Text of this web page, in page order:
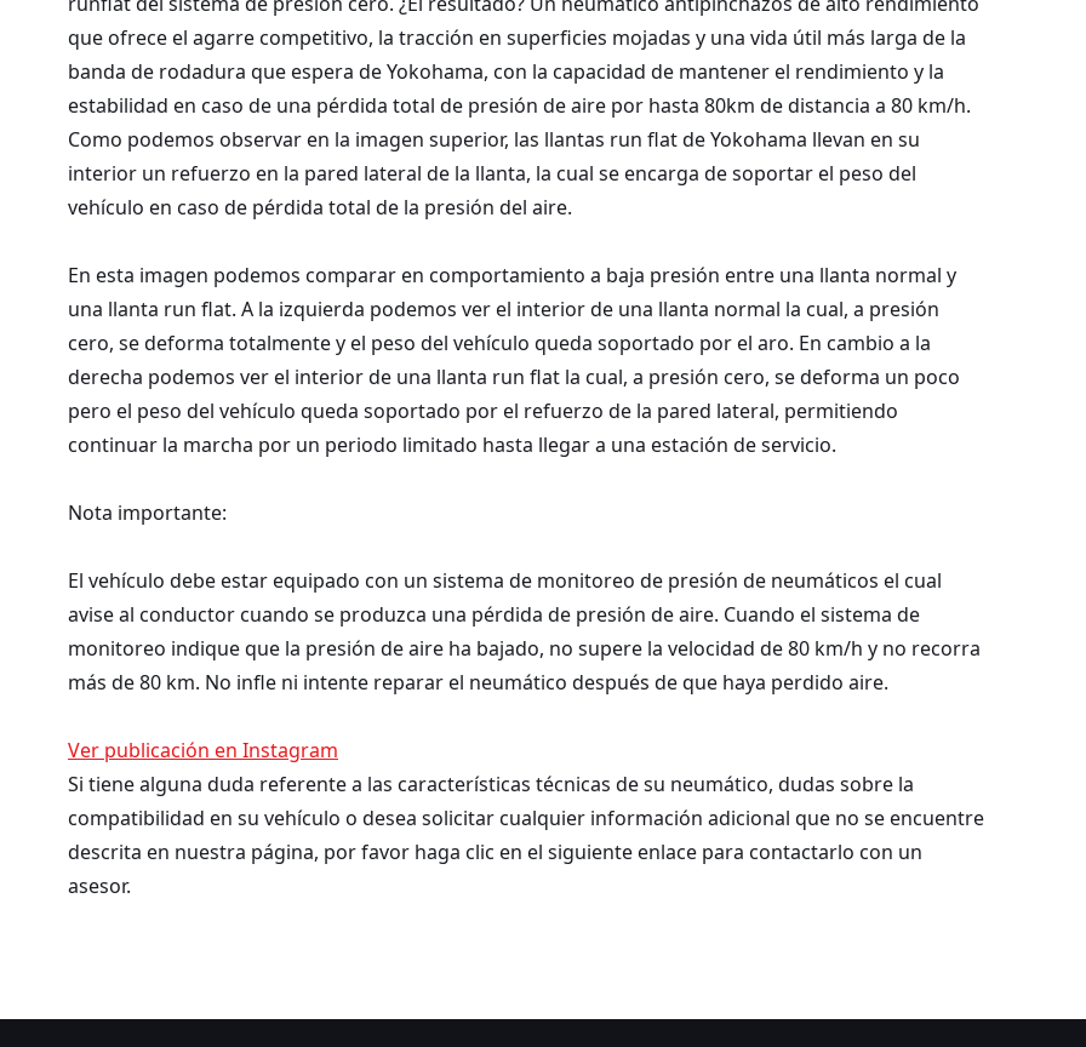
que ofrece el agarre competitivo, la tracción en superficies mojadas y una vida útil más larga de la
banda de rodadura que espera de Yokohama, con la capacidad de mantener el rendimiento y la
estabilidad en caso de una pérdida total de presión de aire por hasta 80km de distancia a 80 km/h.
Como podemos observar en la imagen superior, las llantas run flat de Yokohama llevan en su
interior un refuerzo en la pared lateral de la llanta, la cual se encarga de soportar el peso del
vehículo en caso de pérdida total de la presión del aire.
En esta imagen podemos comparar en comportamiento a baja presión entre una llanta normal y
una llanta run flat. A la izquierda podemos ver el interior de una llanta normal la cual, a presión
cero, se deforma totalmente y el peso del vehículo queda soportado por el aro. En cambio a la
derecha podemos ver el interior de una llanta run flat la cual, a presión cero, se deforma un poco
pero el peso del vehículo queda soportado por el refuerzo de la pared lateral, permitiendo
continuar la marcha por un periodo limitado hasta llegar a una estación de servicio.
Nota importante:
El vehículo debe estar equipado con un sistema de monitoreo de presión de neumáticos el cual
avise al conductor cuando se produzca una pérdida de presión de aire. Cuando el sistema de
monitoreo indique que la presión de aire ha bajado, no supere la velocidad de 80 km/h y no recorra
más de 80 km. No infle ni intente reparar el neumático después de que haya perdido aire.
Ver publicación en Instagram
Si tiene alguna duda referente a las características técnicas de su neumático, dudas sobre la
compatibilidad en su vehículo o desea solicitar cualquier información adicional que no se encuentre
descrita en nuestra página, por favor haga clic en el siguiente enlace para contactarlo con un
asesor.